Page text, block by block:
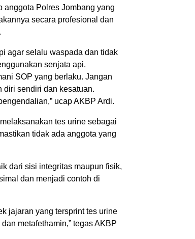
anggota Polres Jombang yang
secara profesional dan
agar selalu waspada dan tidak
senjata api.
SOP yang berlaku. Jangan
diri sendiri dan kesatuan.
ucap AKBP Ardi.
tes urine sebagai
tidak ada anggota yang
dari sisi integritas maupun fisik,
dan menjadi contoh di
jajaran yang tersprint tes urine
metafethamin,” tegas AKBP